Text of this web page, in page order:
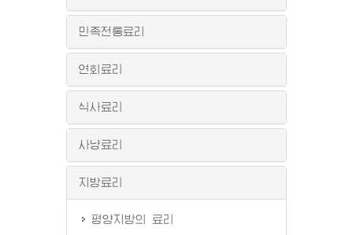
민족전통료리
연회료리
식사료리
사냥료리
지방료리
평양지방의 료리